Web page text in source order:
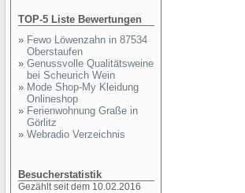
TOP-5 Liste Bewertungen
» Fewo Löwenzahn in 87534
Oberstaufen
» Genussvolle Qualitätsweine
bei Scheurich Wein
» Mode Shop-My Kleidung
Onlineshop
» Ferienwohnung Graße in
Görlitz
» Webradio Verzeichnis
Besucherstatistik
Gezählt seit dem 10.02.2016